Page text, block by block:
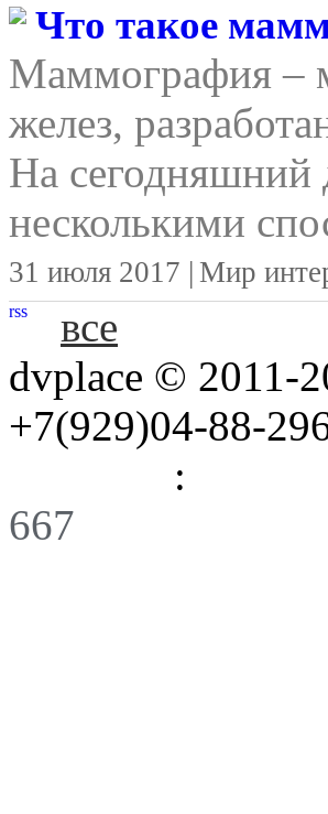
Что такое
Маммография –
желез,
На
несколькими
31 июля 2017 | Мир
rss
все
dvplace © 2011-
+7(929)04-88-
:
667